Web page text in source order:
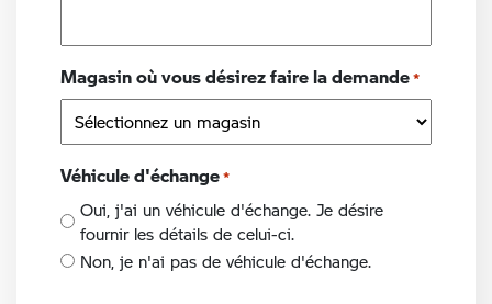
Magasin où vous désirez faire la demande*
Véhicule d'échange*
Oui, j'ai un véhicule d'échange. Je désire
fournir les détails de celui-ci.
Non, je n'ai pas de véhicule d'échange.